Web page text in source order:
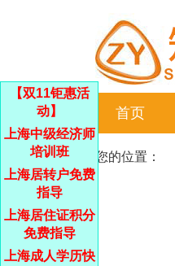
【双11钜惠活
动】
上海中级经济师
培训班
上海居转户免费
指导
上海居住证积分
免费指导
上海成人学历快
首页
您的位置：